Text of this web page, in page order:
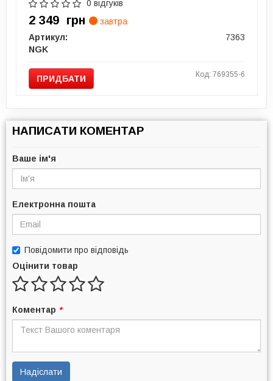
0 відгуків
2 349 грн
завтра
Артикул:
7363
NGK
ПРИДБАТИ Код: 769355-6
НАПИСАТИ КОМЕНТАР
Ваше ім'я
Електронна пошта
Повідомити про відповідь
Оцінити товар
Коментар *
Надіслати